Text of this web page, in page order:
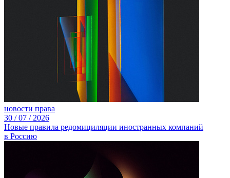
новости права
30 /07 / 2026
Новые правила редомициляции иностранных компаний
в Россию